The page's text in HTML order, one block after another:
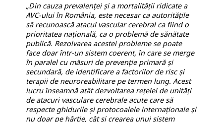
„Din cauza prevalenței și a mortalității ridicate a
AVC-ului în România, este necesar ca autoritățile
să recunoască atacul vascular cerebral ca fiind o
prioritatea națională, ca o problemă de sănătate
publică. Rezolvarea acestei probleme se poate
face doar într-un sistem coerent, în care se merge
în paralel cu măsuri de prevenție primară și
secundară, de identificare a factorilor de risc și
terapii de neuroreabilitare pe termen lung. Acest
lucru înseamnă atât dezvoltarea rețelei de unități
de atacuri vasculare cerebrale acute care să
respecte ghidurile și protocoalele internaționale și
nu doar pe hârtie, cât și crearea unui sistem